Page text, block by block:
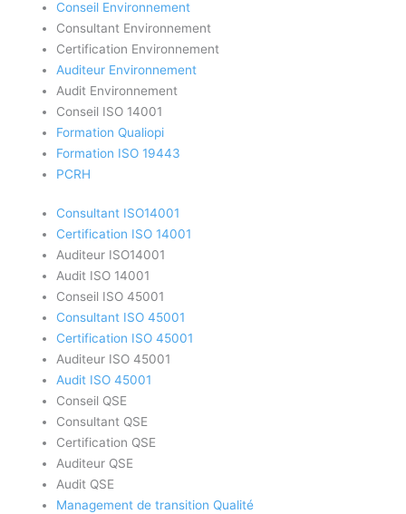
Conseil Environnement
Consultant Environnement
Certification Environnement
Auditeur Environnement
Audit Environnement
Conseil ISO 14001
Formation Qualiopi
Formation ISO 19443
PCRH
Consultant ISO14001
Certification ISO 14001
Auditeur ISO14001
Audit ISO 14001
Conseil ISO 45001
Consultant ISO 45001
Certification ISO 45001
Auditeur ISO 45001
Audit ISO 45001
Conseil QSE
Consultant QSE
Certification QSE
Auditeur QSE
Audit QSE
Management de transition Qualité